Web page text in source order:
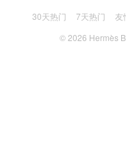
30天热门 7天热门 友
© 2026 Hermès